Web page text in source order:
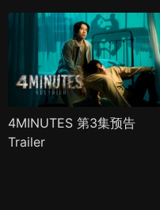
4MINUTES 第3集预告
Trailer